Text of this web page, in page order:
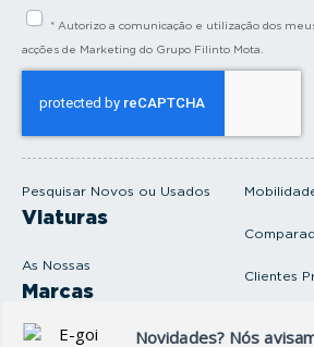
Pesquisar Novos ou Usados
Viaturas
As Nossas
Marcas
Produtos e serviços
Clientes
* Autorizo a comunicação e utilização dos
acções de Marketing do Grupo Filinto Mota.